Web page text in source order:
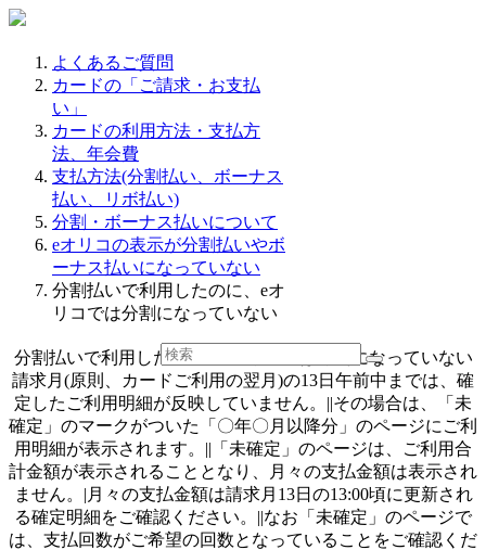
よくあるご質問
カードの「ご請求・お支払
い」
カードの利用方法・支払方
法、年会費
支払方法(分割払い、ボーナス
払い、リボ払い)
分割・ボーナス払いについて
eオリコの表示が分割払いやボ
ーナス払いになっていない
分割払いで利用したのに、eオ
リコでは分割になっていない
分割払いで利用したのに、eオリコでは分割になっていない
請求月(原則、カードご利用の翌月)の13日午前中までは、確
定したご利用明細が反映していません。||その場合は、「未
確定」のマークがついた「〇年〇月以降分」のページにご利
用明細が表示されます。||「未確定」のページは、ご利用合
計金額が表示されることとなり、月々の支払金額は表示され
ません。|月々の支払金額は請求月13日の13:00頃に更新され
る確定明細をご確認ください。||なお「未確定」のページで
は、支払回数がご希望の回数となっていることをご確認くだ